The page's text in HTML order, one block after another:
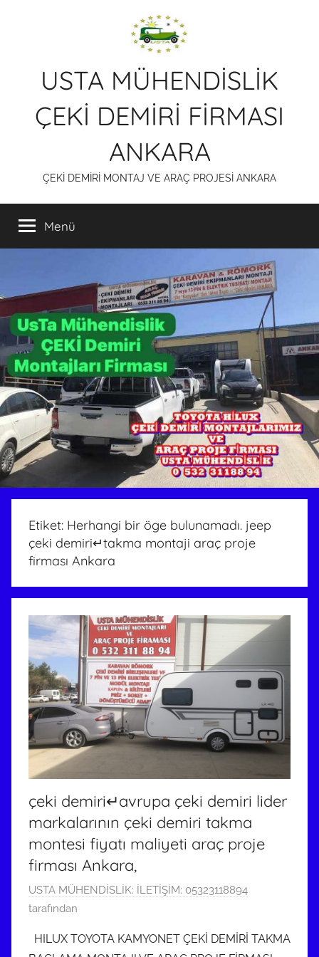
USTA MÜHENDİSLİK
ÇEKİ DEMİRİ FİRMASI
ANKARA
ÇEKİ DEMİRİ MONTAJ VE ARAÇ PROJESİ ANKARA
Menü
Etiket: Herhangi bir öge bulunamadı. jeep
çeki demiri↵takma montaji araç proje
firması Ankara
çeki demiri↵avrupa çeki demiri lider
markalarının çeki demiri takma
montesi fiyatı maliyeti araç proje
firması Ankara,
6
O
USTA MÜHENDİSLİK: İLETİŞİM: 05323118894
tarafından
HILUX TOYOTA KAMYONET ÇEKİ DEMİRİ TAKMA